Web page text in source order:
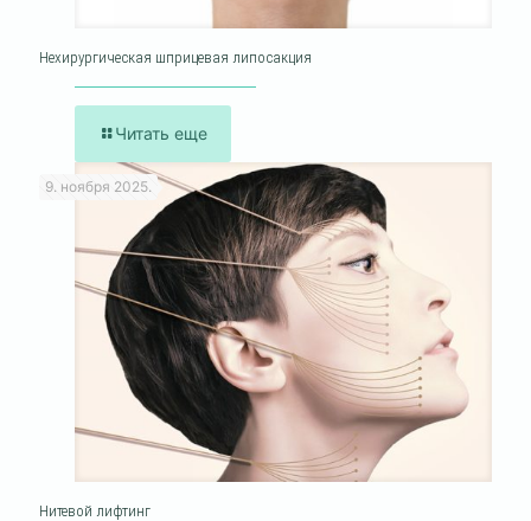
Нехирургическая шприцевая липосакция
Читать еще
9. ноября 2025.
Нитевой лифтинг